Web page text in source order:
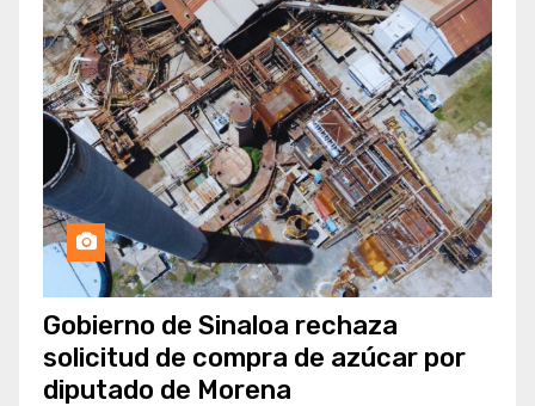
Gobierno de Sinaloa rechaza
solicitud de compra de azúcar por
diputado de Morena